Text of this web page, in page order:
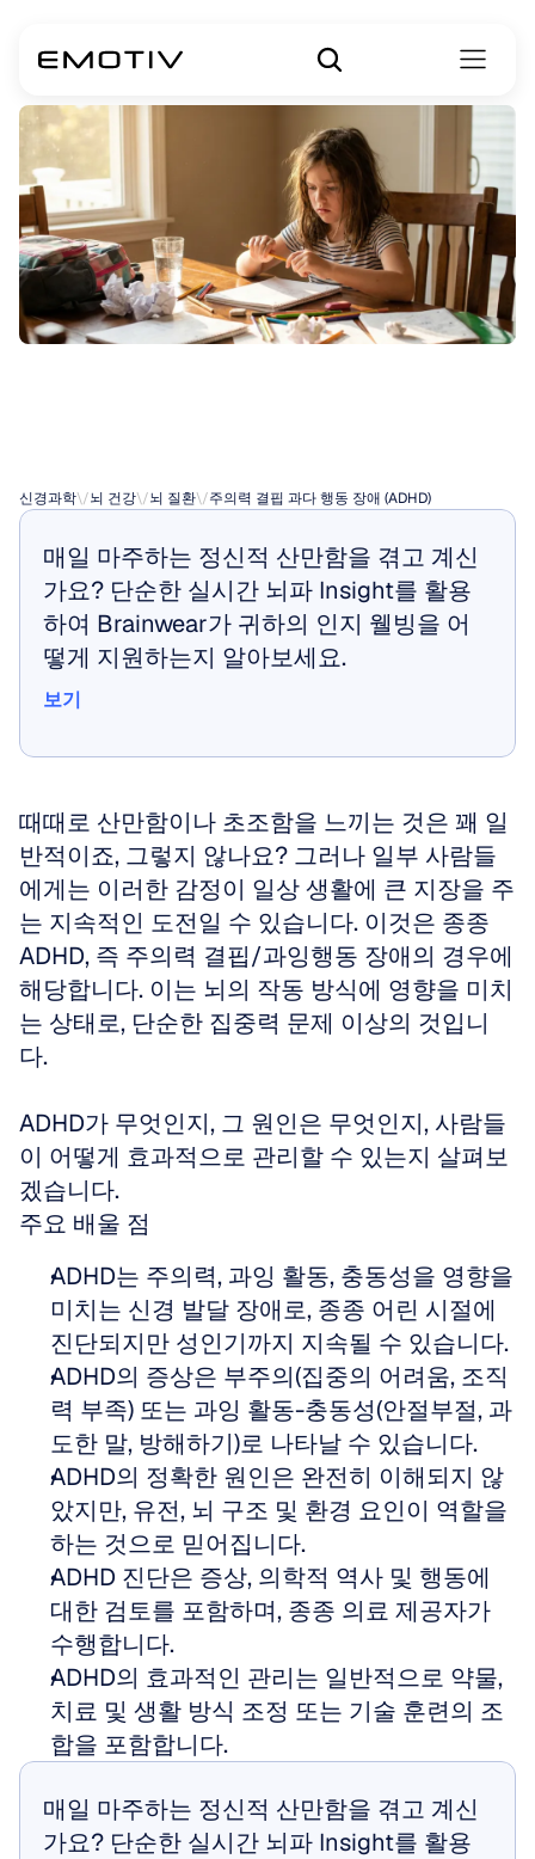
신경과학\/뇌 건강\/뇌 질환\/주의력 결핍 과다 행동 장애 (ADHD)
매일 마주하는 정신적 산만함을 겪고 계신
가요? 단순한 실시간 뇌파 Insight를 활용
하여 Brainwear가 귀하의 인지 웰빙을 어
떻게 지원하는지 알아보세요.
보기
때때로 산만함이나 초조함을 느끼는 것은 꽤 일
반적이죠, 그렇지 않나요? 그러나 일부 사람들
에게는 이러한 감정이 일상 생활에 큰 지장을 주
는 지속적인 도전일 수 있습니다. 이것은 종종
ADHD, 즉 주의력 결핍/과잉행동 장애의 경우에
해당합니다. 이는 뇌의 작동 방식에 영향을 미치
는 상태로, 단순한 집중력 문제 이상의 것입니
다.
ADHD가 무엇인지, 그 원인은 무엇인지, 사람들
이 어떻게 효과적으로 관리할 수 있는지 살펴보
겠습니다.
주요 배울 점
ADHD는 주의력, 과잉 활동, 충동성을 영향을
미치는 신경 발달 장애로, 종종 어린 시절에
진단되지만 성인기까지 지속될 수 있습니다.
ADHD의 증상은 부주의(집중의 어려움, 조직
력 부족) 또는 과잉 활동-충동성(안절부절, 과
도한 말, 방해하기)로 나타날 수 있습니다.
ADHD의 정확한 원인은 완전히 이해되지 않
았지만, 유전, 뇌 구조 및 환경 요인이 역할을
하는 것으로 믿어집니다.
ADHD 진단은 증상, 의학적 역사 및 행동에
대한 검토를 포함하며, 종종 의료 제공자가
수행합니다.
ADHD의 효과적인 관리는 일반적으로 약물,
치료 및 생활 방식 조정 또는 기술 훈련의 조
합을 포함합니다.
매일 마주하는 정신적 산만함을 겪고 계신
가요? 단순한 실시간 뇌파 Insight를 활용